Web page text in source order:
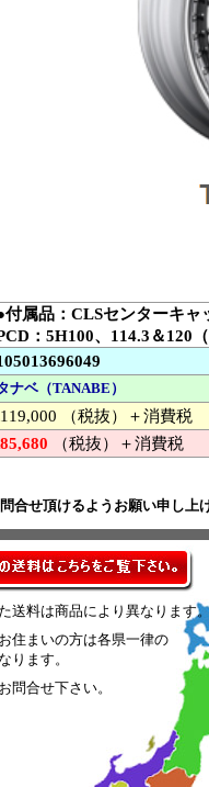
付属品：CLSセンターキ
：5H100、114.3＆120
ナベ（TANABE）
（税抜）＋消費税
（税抜）＋消費税
合せ頂けるようお願い申し上げ
送料は商品により異なります
住まいの方は各県一律の
ります。
問合せ下さい。